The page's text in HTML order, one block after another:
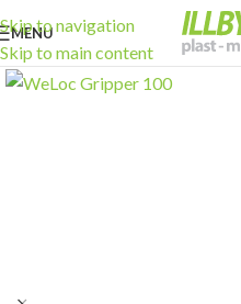
Skip to navigation
Skip to main content
MENU